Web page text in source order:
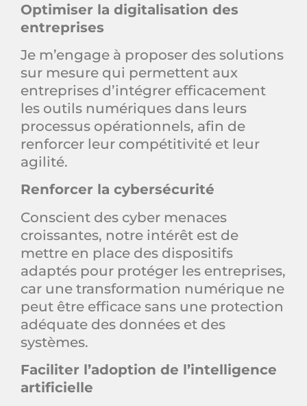
Optimiser la digitalisation des
entreprises
Je m’engage à proposer des solutions
sur mesure qui permettent aux
entreprises d’intégrer efficacement
les outils numériques dans leurs
processus opérationnels, afin de
renforcer leur compétitivité et leur
agilité.
Renforcer la cybersécurité
Conscient des cyber menaces
croissantes, notre intérêt est de
mettre en place des dispositifs
adaptés pour protéger les entreprises,
car une transformation numérique ne
peut être efficace sans une protection
adéquate des données et des
systèmes.
Faciliter l’adoption de l’intelligence
artificielle